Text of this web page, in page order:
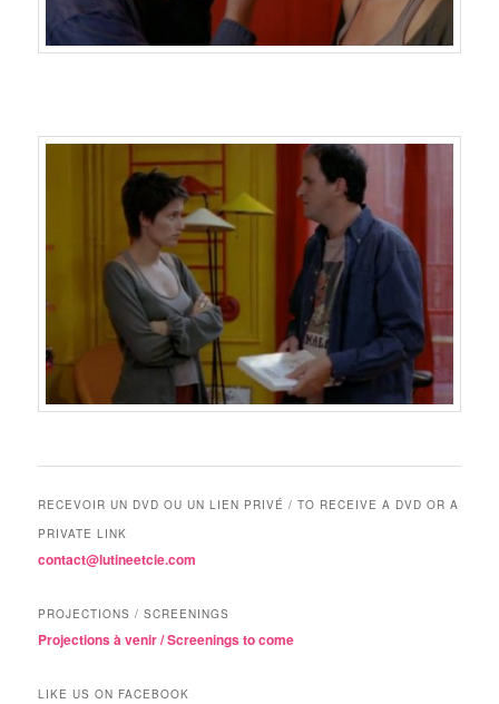
RECEVOIR UN DVD OU UN LIEN PRIVÉ / TO RECEIVE A DVD OR A
PRIVATE LINK
contact@lutineetcie.com
PROJECTIONS / SCREENINGS
Projections à venir / Screenings to come
LIKE US ON FACEBOOK